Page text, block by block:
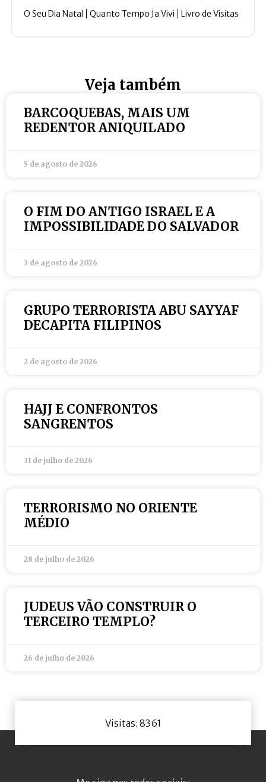
O Seu Dia Natal Quanto Tempo Ja Vivi Livro de Visitas
Veja também
BARCOQUEBAS, MAIS UM
REDENTOR ANIQUILADO
5 de agosto de 2026
O FIM DO ANTIGO ISRAEL E A
IMPOSSIBILIDADE DO SALVADOR
3 de agosto de 2026
GRUPO TERRORISTA ABU SAYYAF
DECAPITA FILIPINOS
2 de agosto de 2026
HAJJ E CONFRONTOS
SANGRENTOS
31 de julho de 2026
TERRORISMO NO ORIENTE
MÉDIO
28 de julho de 2026
JUDEUS VÃO CONSTRUIR O
TERCEIRO TEMPLO?
26 de julho de 2026
Visitas: 8361